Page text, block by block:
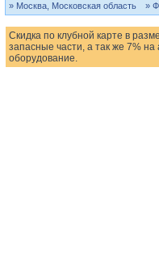
» Москва, Московская область
»
Скидка по клубной карте в
запасные части, а так же 7%
оборудование.